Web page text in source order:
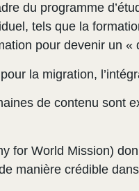
du programme
tels que la
pour devenir un
la migration,
de contenu sont
for World Mission)
manière crédible